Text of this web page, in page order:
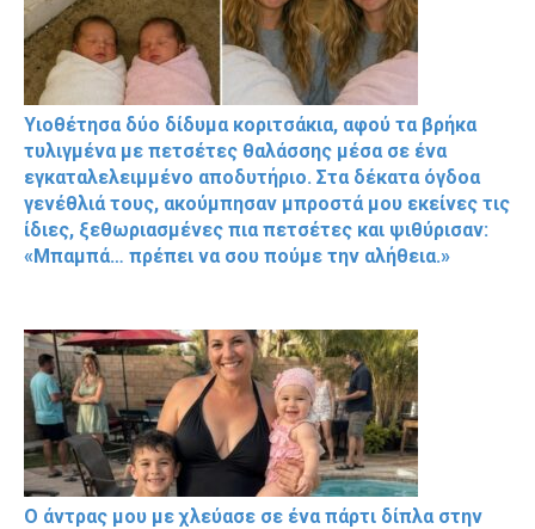
Υιοθέτησα δύο δίδυμα κοριτσάκια, αφού τα βρήκα
τυλιγμένα με πετσέτες θαλάσσης μέσα σε ένα
εγκαταλελειμμένο αποδυτήριο. Στα δέκατα όγδοα
γενέθλιά τους, ακούμπησαν μπροστά μου εκείνες τις
ίδιες, ξεθωριασμένες πια πετσέτες και ψιθύρισαν:
«Μπαμπά… πρέπει να σου πούμε την αλήθεια.»
Ο άντρας μου με χλεύασε σε ένα πάρτι δίπλα στην